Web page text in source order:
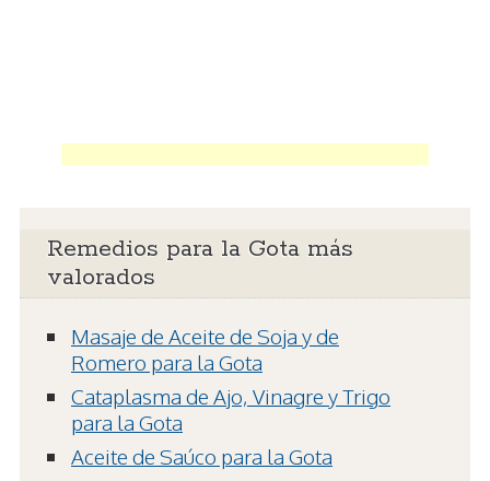
Remedios para la Gota más
valorados
Masaje de Aceite de Soja y de
Romero para la Gota
Cataplasma de Ajo, Vinagre y Trigo
para la Gota
Aceite de Saúco para la Gota